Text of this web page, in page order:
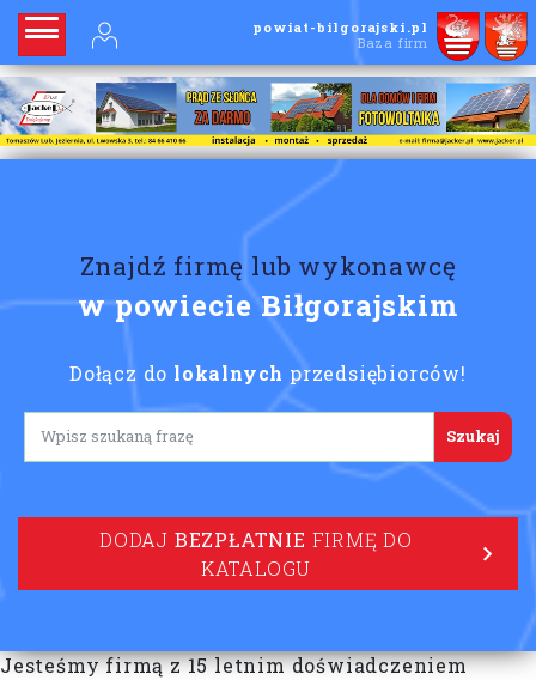
powiat-bilgorajski.pl
Baza firm
Znajdź firmę lub wykonawcę
w powiecie Biłgorajskim
Dołącz do lokalnych przedsiębiorców!
Lorem ipsum
DODAJ BEZPŁATNIE FIRMĘ DO
KATALOGU
Jesteśmy firmą z 15 letnim doświadczeniem